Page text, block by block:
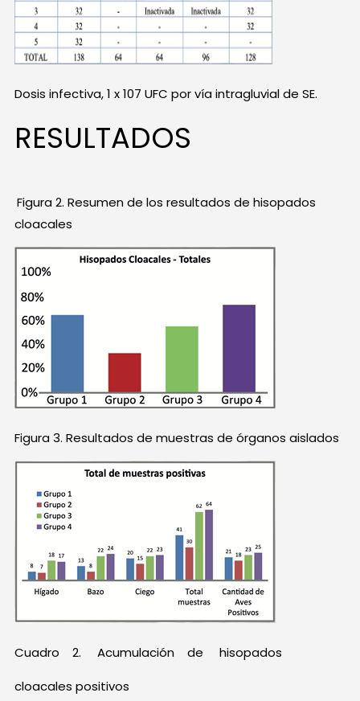
Dosis infectiva, 1 x 107 UFC por vía intragluvial de SE.
RESULTADOS
Figura 2. Resumen de los resultados de hisopados
cloacales
Figura 3. Resultados de muestras de órganos aislados
Cuadro 2. Acumulación de hisopados
cloacales positivos